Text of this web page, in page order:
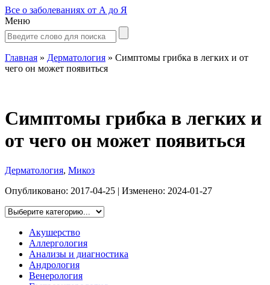
Все о заболеваниях от А до Я
Меню
Главная » Дерматология » Симптомы грибка в легких и от
чего он может появиться
Симптомы грибка в легких и
от чего он может появиться
Дерматология, Микоз
Опубликовано: 2017-04-25 | Изменено: 2024-01-27
Акушерство
Аллергология
Анализы и диагностика
Андрология
Венерология